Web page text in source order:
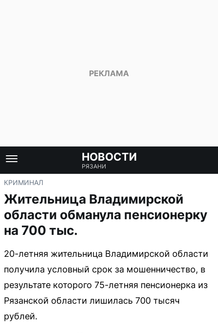
НОВОСТИ
РЯЗАНИ
КРИМИНАЛ
Жительница Владимирской
области обманула пенсионерку
на 700 тыс.
20-летняя жительница Владимирской области
получила условный срок за мошенничество, в
результате которого 75-летняя пенсионерка из
Рязанской области лишилась 700 тысяч
рублей.